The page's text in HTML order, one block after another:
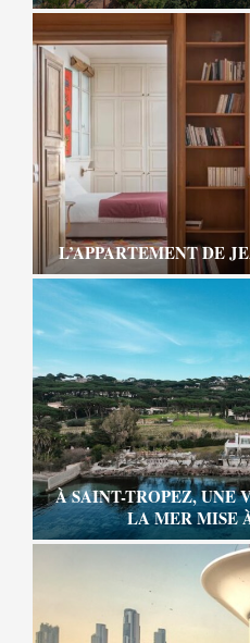
L’APPARTEMENT DE
À SAINT-TROPEZ, UNE
LA MER MISE